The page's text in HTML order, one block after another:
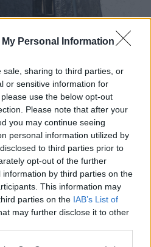
Personal Information
sale, sharing to third parties, or
or sensitive information for
use the below opt-out
Please note that after your
you may continue seeing
personal information utilized by
to third parties prior to
opt-out of the further
by third parties on the
This information may
parties on the IAB’s List of
may further disclose it to other
abba a mesélést, szinte
egy sír, most Varga Sámuel
Ennek is érdekes a
megtaláltuk a higannyal
ben, mikor Varga Sámuel